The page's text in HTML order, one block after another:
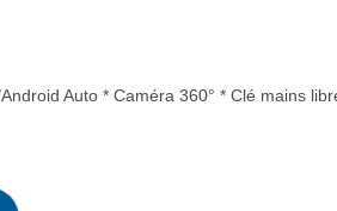
Auto * Caméra 360° * Clé mains